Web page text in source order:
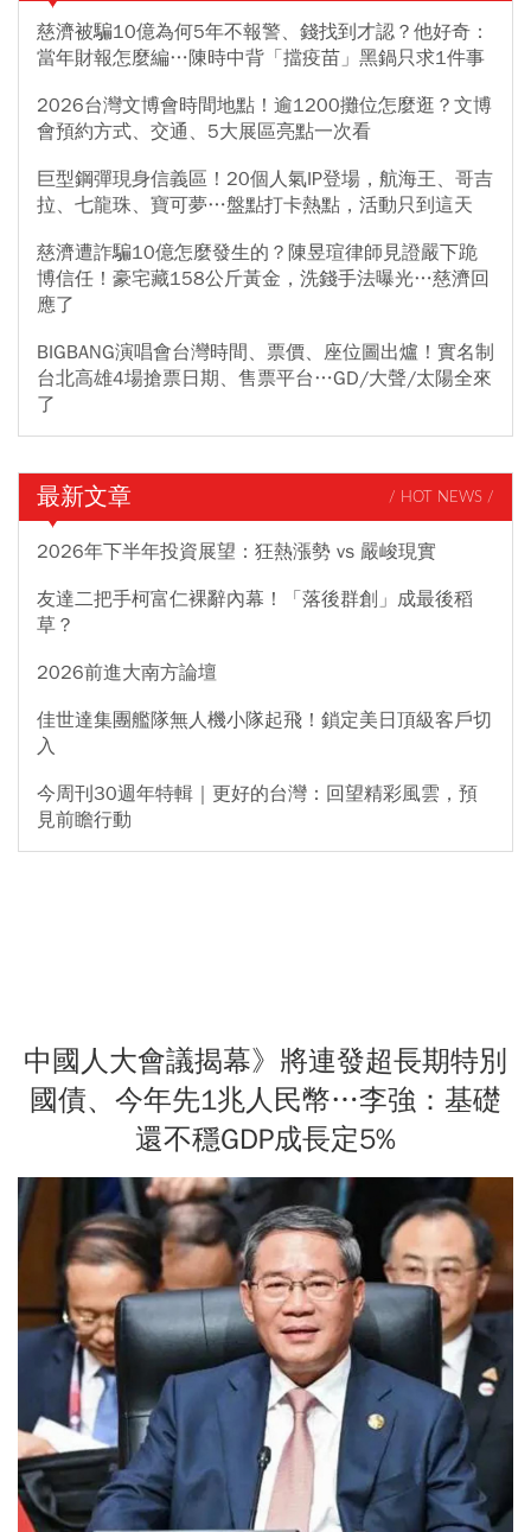
慈濟被騙10億為何5年不報警、錢找到才認？他好奇：
當年財報怎麼編…陳時中背「擋疫苗」黑鍋只求1件事
2026台灣文博會時間地點！逾1200攤位怎麼逛？文博
會預約方式、交通、5大展區亮點一次看
巨型鋼彈現身信義區！20個人氣IP登場，航海王、哥吉
拉、七龍珠、寶可夢…盤點打卡熱點，活動只到這天
慈濟遭詐騙10億怎麼發生的？陳昱瑄律師見證嚴下跪
博信任！豪宅藏158公斤黃金，洗錢手法曝光…慈濟回
應了
BIGBANG演唱會台灣時間、票價、座位圖出爐！實名制
台北高雄4場搶票日期、售票平台…GD/大聲/太陽全來
了
最新文章 / HOT NEWS /
2026年下半年投資展望：狂熱漲勢 vs 嚴峻現實
友達二把手柯富仁裸辭內幕！「落後群創」成最後稻
草？
2026前進大南方論壇
佳世達集團艦隊無人機小隊起飛！鎖定美日頂級客戶切
入
今周刊30週年特輯｜更好的台灣：回望精彩風雲，預
見前瞻行動
中國人大會議揭幕》將連發超長期特別
國債、今年先1兆人民幣…李強：基礎
還不穩GDP成長定5%